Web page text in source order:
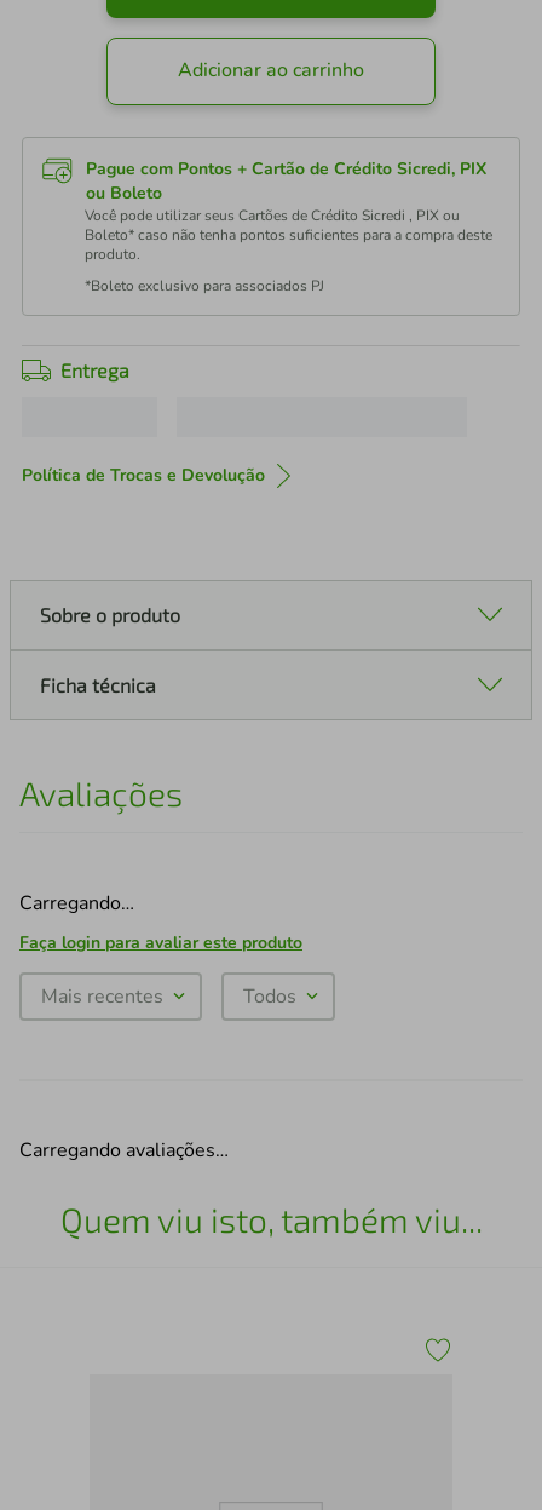
Adicionar ao carrinho
Pague com Pontos + Cartão de Crédito Sicredi, PIX
ou Boleto
Você pode utilizar seus Cartões de Crédito Sicredi , PIX ou
Boleto* caso não tenha pontos suficientes para a compra deste
produto.
*Boleto exclusivo para associados PJ
Entrega
Política de Trocas e Devolução
Sobre o produto
Ficha técnica
Avaliações
Carregando…
Faça login para avaliar este produto
Mais recentes Todos
Carregando avaliações…
Quem viu isto, também viu...